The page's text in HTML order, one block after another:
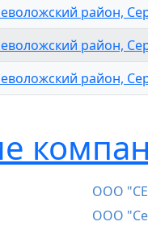
район,
район,
район,
ООО
ООО